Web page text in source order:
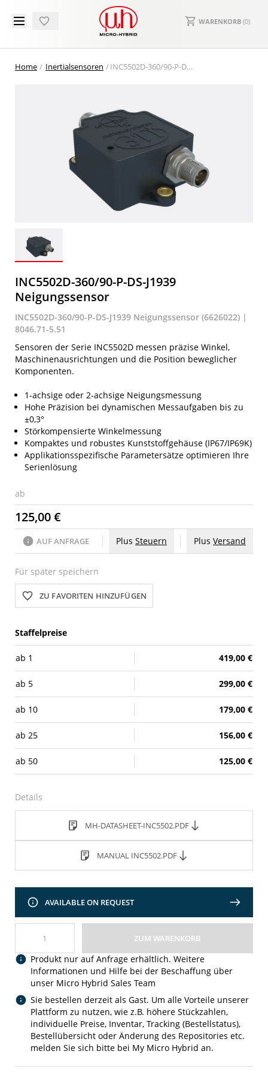
WARENKORB (0)
Home Inertialsensoren INC5502D-360/90-P-DS-J1939 Neigungssensor
INC5502D-360/90-P-DS-J1939
Neigungssensor
INC5502D-360/90-P-DS-J1939 Neigungssensor (6626022) |
8046.71-5.51
Sensoren der Serie INC5502D messen präzise Winkel,
Maschinenausrichtungen und die Position beweglicher
Komponenten.
1-achsige oder 2-achsige Neigungsmessung
Hohe Präzision bei dynamischen Messaufgaben bis zu
±0,3°
Störkompensierte Winkelmessung
Kompaktes und robustes Kunststoffgehäuse (IP67/IP69K)
Applikationsspezifische Parametersätze optimieren Ihre
Serienlösung
ab
125,00 €
AUF ANFRAGE Plus Steuern Plus Versand
Für später speichern
ZU FAVORITEN HINZUFÜGEN
Staffelpreise
ab 1 419,00 €
ab 5 299,00 €
ab 10 179,00 €
ab 25 156,00 €
ab 50 125,00 €
Details
MH-DATASHEET-INC5502.PDF
MANUAL INC5502.PDF
AVAILABLE ON REQUEST
ZUM WARENKORB
Produkt nur auf Anfrage erhältlich. Weitere
Informationen und Hilfe bei der Beschaffung über
unser Micro Hybrid Sales Team
Sie bestellen derzeit als Gast. Um alle Vorteile unserer
Plattform zu nutzen, wie z.B. höhere Stückzahlen,
individuelle Preise, Inventar, Tracking (Bestellstatus),
Bestellübersicht oder Änderung des Repositories etc.
melden Sie sich bitte bei My Micro Hybrid an.